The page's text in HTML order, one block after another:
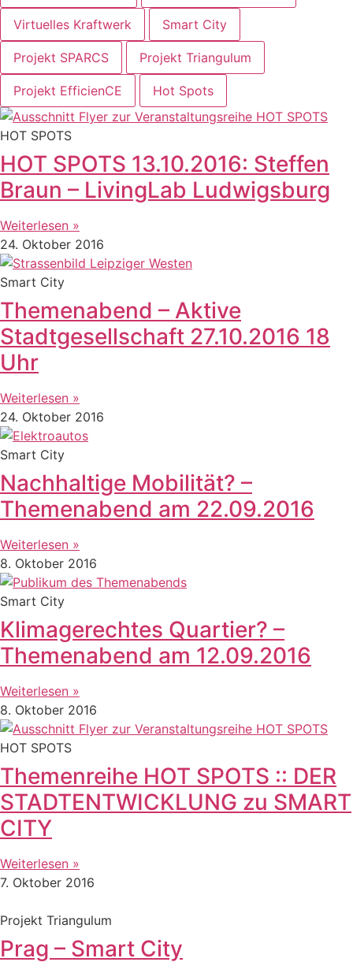
Virtuelles Kraftwerk Smart City
Projekt SPARCS Projekt Triangulum
Projekt EfficienCE Hot Spots
HOT SPOTS
HOT SPOTS 13.10.2016: Steffen
Braun – LivingLab Ludwigsburg
Weiterlesen »
24. Oktober 2016
Smart City
Themenabend – Aktive
Stadtgesellschaft 27.10.2016 18
Uhr
Weiterlesen »
24. Oktober 2016
Smart City
Nachhaltige Mobilität? –
Themenabend am 22.09.2016
Weiterlesen »
8. Oktober 2016
Smart City
Klimagerechtes Quartier? –
Themenabend am 12.09.2016
Weiterlesen »
8. Oktober 2016
HOT SPOTS
Themenreihe HOT SPOTS :: DER
STADTENTWICKLUNG zu SMART
CITY
Weiterlesen »
7. Oktober 2016
Projekt Triangulum
Prag – Smart City